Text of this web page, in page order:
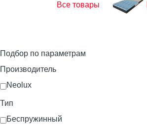
Все товары
Подбор по параметрам
Производитель
Neolux
Тип
Беспружинный